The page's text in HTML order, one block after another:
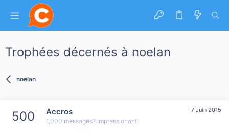
Trophées décernés à noelan
noelan
500 7 Juin 2015
Accros
1,000 messages? Impressionant!